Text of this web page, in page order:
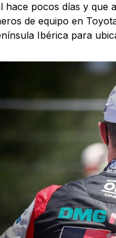
hace pocos días y que
de equipo en
Ibérica para